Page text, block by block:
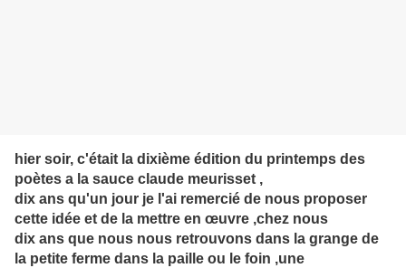
hier soir, c'était la dixième édition du printemps des
poètes a la sauce claude meurisset ,
dix ans qu'un jour je l'ai remercié de nous proposer
cette idée et de la mettre en œuvre ,chez nous
dix ans que nous nous retrouvons dans la grange de
la petite ferme dans la paille ou le foin ,une